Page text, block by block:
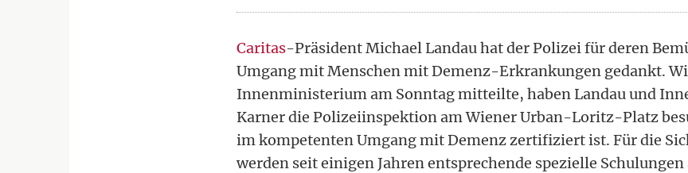
Caritas-Präsident Michael Landau hat der Polizei für deren
Umgang mit Menschen mit Demenz-Erkrankungen gedankt.
Innenministerium am Sonntag mitteilte, haben Landau und
Karner die Polizeiinspektion am Wiener Urban-Loritz-Platz
im kompetenten Umgang mit Demenz zertifiziert ist. Für die
werden seit einigen Jahren entsprechende spezielle Schulungen